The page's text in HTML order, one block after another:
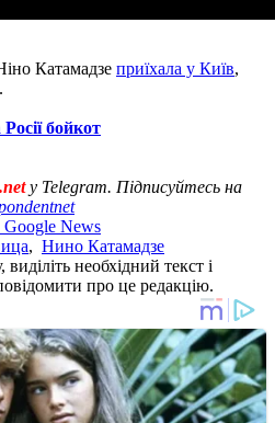
Катамадзе приїхала у Київ,
бойкот
у Telegram. Підписуйтесь на
Google News
, Нино Катамадзе
необхідний текст і
про це редакцію.